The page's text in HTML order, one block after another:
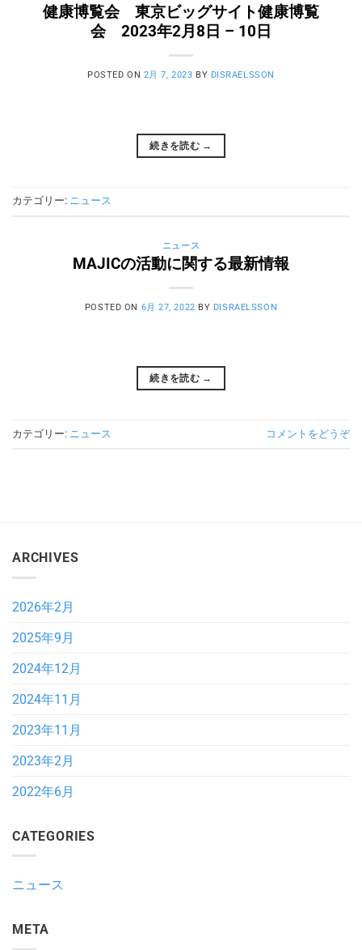
健康博覧会 東京ビッグサイト健康博覧
会 2023年2月8日 – 10日
POSTED ON 2月 7, 2023 BY DISRAELSSON
続きを読む →
カテゴリー: ニュース
ニュース
MAJICの活動に関する最新情報
POSTED ON 6月 27, 2022 BY DISRAELSSON
続きを読む →
カテゴリー: ニュース コメントをどうぞ
ARCHIVES
2026年2月
2025年9月
2024年12月
2024年11月
2023年11月
2023年2月
2022年6月
CATEGORIES
ニュース
META